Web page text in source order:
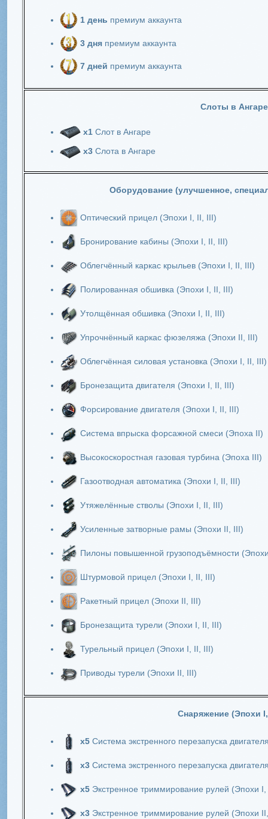
1 день премиум аккаунта
3 дня премиум аккаунта
7 дней премиум аккаунта
Слоты в Ангаре
х1 Слот в Ангаре
х3 Слота в Ангаре
Оборудование (улучшенное,
Оптический прицел (Эпохи I, II, III)
Бронирование кабины (Эпохи I, II, III)
Облегчённый каркас крыльев (Эпохи I, II, III)
Полированная обшивка (Эпохи I, II, III)
Утолщённая обшивка (Эпохи I, II, III)
Упрочнённый каркас фюзеляжа (Эпохи II, III)
Облегчённая силовая установка (Эпохи I, II, III)
Бронезащита двигателя (Эпохи I, II, III)
Форсирование двигателя (Эпохи I, II, III)
Система впрыска форсажной смеси (Эпоха II)
Высокоскоростная газовая турбина (Эпоха III)
Газоотводная автоматика (Эпохи I, II, III)
Утяжелённые стволы (Эпохи I, II, III)
Усиленные затворные рамы (Эпохи II, III)
Пилоны повышенной грузоподъёмности
Штурмовой прицел (Эпохи I, II, III)
Ракетный прицел (Эпохи II, III)
Бронезащита турели (Эпохи I, II, III)
Турельный прицел (Эпохи I, II, III)
Приводы турели (Эпохи II, III)
Снаряжение (Эпохи
х5 Система экстренного перезапуска
х3 Система экстренного перезапуска
х5 Экстренное триммирование рулей (Эпохи I,
х3 Экстренное триммирование рулей (Эпохи